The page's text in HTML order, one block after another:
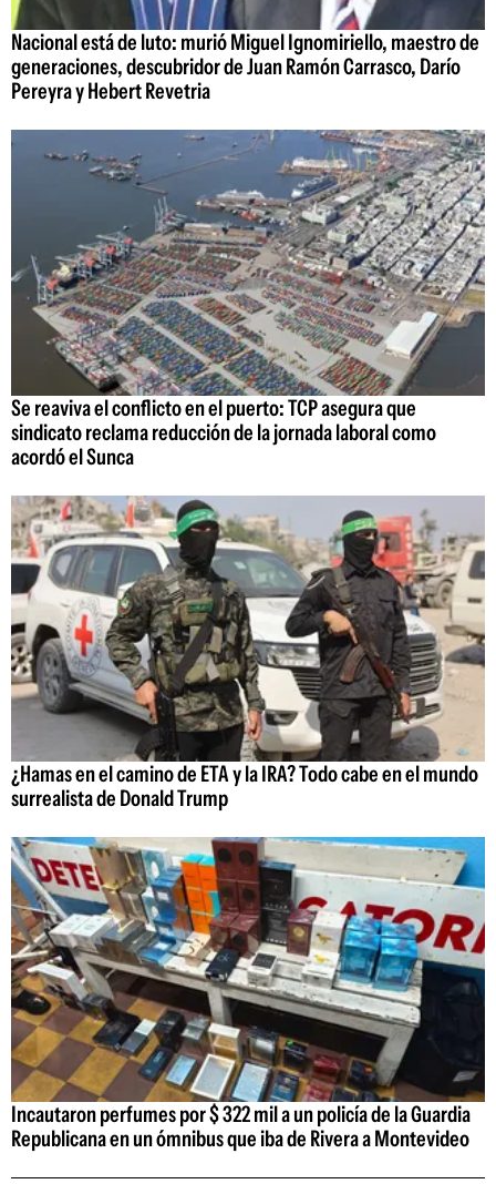
Nacional está de luto: murió Miguel Ignomiriello, maestro de
generaciones, descubridor de Juan Ramón Carrasco, Darío
Pereyra y Hebert Revetria
Se reaviva el conflicto en el puerto: TCP asegura que
sindicato reclama reducción de la jornada laboral como
acordó el Sunca
¿Hamas en el camino de ETA y la IRA? Todo cabe en el mundo
surrealista de Donald Trump
Incautaron perfumes por $ 322 mil a un policía de la Guardia
Republicana en un ómnibus que iba de Rivera a Montevideo